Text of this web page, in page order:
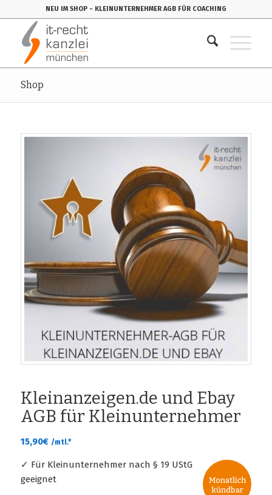
NEU IM SHOP - KLEINUNTERNEHMER AGB FÜR COACHING
Shop
Kleinanzeigen.de und Ebay
AGB für Kleinunternehmer
15,90€ /mtl.*
✓ Für Kleinunternehmer nach § 19 UStG
geeignet